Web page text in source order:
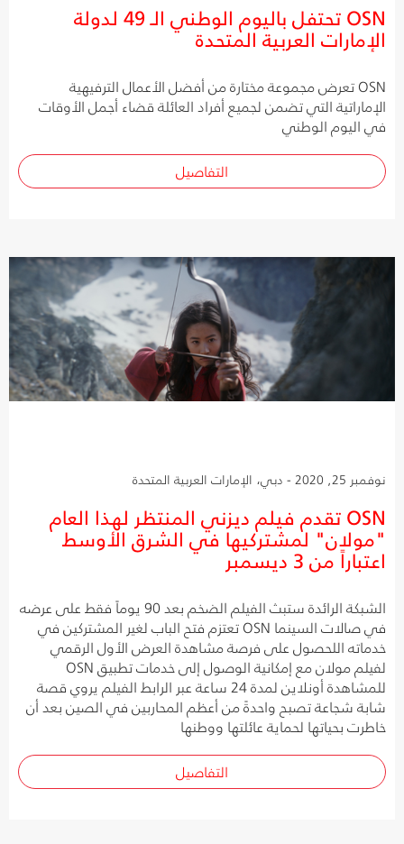
OSN تحتفل باليوم الوطني الـ 49 لدولة
الإمارات العربية المتحدة
OSN تعرض مجموعة مختارة من أفضل الأعمال الترفيهية
الإماراتية التي تضمن لجميع أفراد العائلة قضاء أجمل الأوقات
في اليوم الوطني
التفاصيل
نوفمبر 25, 2020 - دبي، الإمارات العربية المتحدة
OSN تقدم فيلم ديزني المنتظر لهذا العام
"مولان" لمشتركيها في الشرق الأوسط
اعتباراً من 3 ديسمبر
الشبكة الرائدة ستبث الفيلم الضخم بعد 90 يوماً فقط على عرضه
في صالات السينما OSN تعتزم فتح الباب لغير المشتركين في
خدماته اللحصول على فرصة مشاهدة العرض الأول الرقمي
لفيلم مولان مع إمكانية الوصول إلى خدمات تطبيق OSN
للمشاهدة أونلاين لمدة 24 ساعة عبر الرابط الفيلم يروي قصة
شابة شجاعة تصبح واحدةً من أعظم المحاربين في الصين بعد أن
خاطرت بحياتها لحماية عائلتها ووطنها
التفاصيل